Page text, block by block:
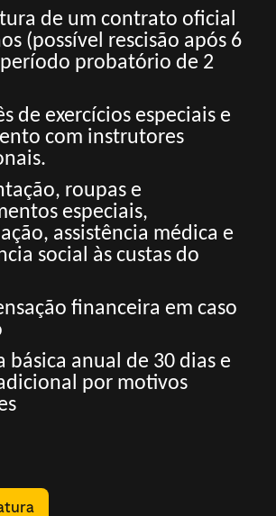
de um contrato oficial
(possível rescisão após 6
período probatório de 2
de exercícios especiais e
com instrutores
roupas e
especiais,
assistência médica e
social às custas do
financeira em caso
básica anual de 30 dias e
por motivos